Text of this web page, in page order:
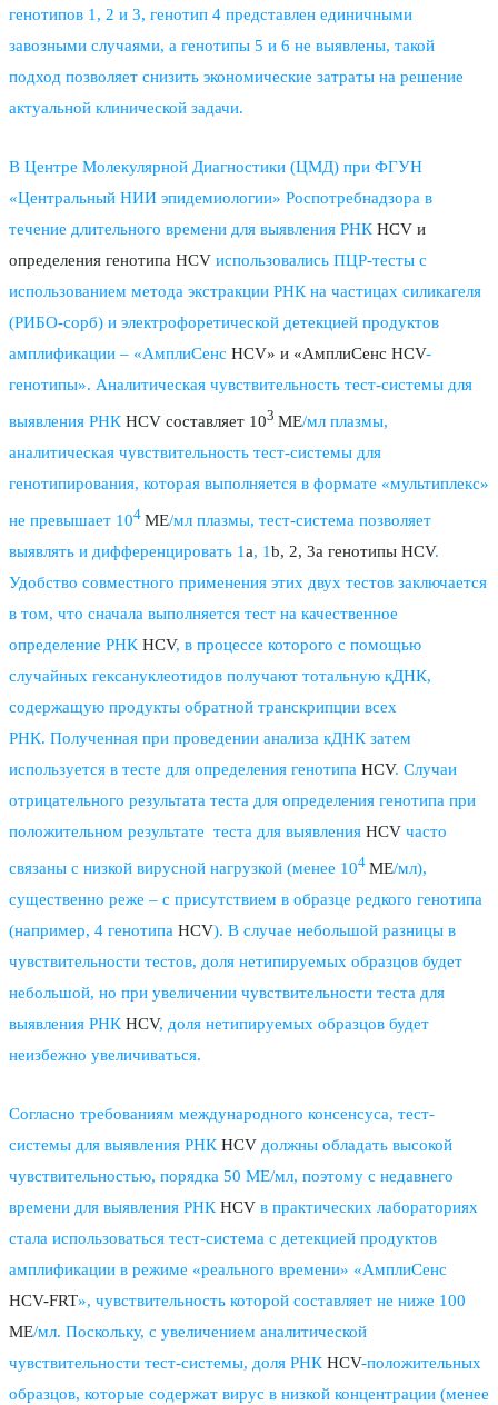
генотипов 1, 2 и 3, генотип 4 представлен единичными
завозными случаями, а генотипы 5 и 6 не выявлены, такой
подход позволяет снизить экономические затраты на решение
актуальной клинической задачи.
В Центре Молекулярной Диагностики (ЦМД) при ФГУН
«Центральный НИИ эпидемиологии» Роспотребнадзора в
течение длительного времени для выявления РНК HCV и
определения генотипа HCV использовались ПЦР-тесты с
использованием метода экстракции РНК на частицах силикагеля
(РИБО-сорб) и электрофоретической детекцией продуктов
амплификации – «АмплиСенс HCV» и «АмплиСенс HCV-
генотипы». Аналитическая чувствительность тест-системы для
выявления РНК HCV составляет 103 ME/мл плазмы,
аналитическая чувствительность тест-системы для
генотипирования, которая выполняется в формате «мультиплекс»
не превышает 104 ME/мл плазмы, тест-система позволяет
выявлять и дифференцировать 1a, 1b, 2, 3a генотипы HCV.
Удобство совместного применения этих двух тестов заключается
в том, что сначала выполняется тест на качественное
определение РНК HCV, в процессе которого с помощью
случайных гексануклеотидов получают тотальную кДНК,
содержащую продукты обратной транскрипции всех
РНК. Полученная при проведении анализа кДНК затем
используется в тесте для определения генотипа HCV. Случаи
отрицательного результата теста для определения генотипа при
положительном результате теста для выявления HCV часто
связаны с низкой вирусной нагрузкой (менее 104 ME/мл),
существенно реже – с присутствием в образце редкого генотипа
(например, 4 генотипа HCV). В случае небольшой разницы в
чувствительности тестов, доля нетипируемых образцов будет
небольшой, но при увеличении чувствительности теста для
выявления РНК HCV, доля нетипируемых образцов будет
неизбежно увеличиваться.
Согласно требованиям международного консенсуса, тест-
системы для выявления РНК HCV должны обладать высокой
чувствительностью, порядка 50 МЕ/мл, поэтому с недавнего
времени для выявления РНК HCV в практических лабораториях
стала использоваться тест-система с детекцией продуктов
амплификации в режиме «реального времени» «АмплиСенс
HCV-FRT», чувствительность которой составляет не ниже 100
ME/мл. Поскольку, с увеличением аналитической
чувствительности тест-системы, доля РНК HCV-положительных
образцов, которые содержат вирус в низкой концентрации (менее